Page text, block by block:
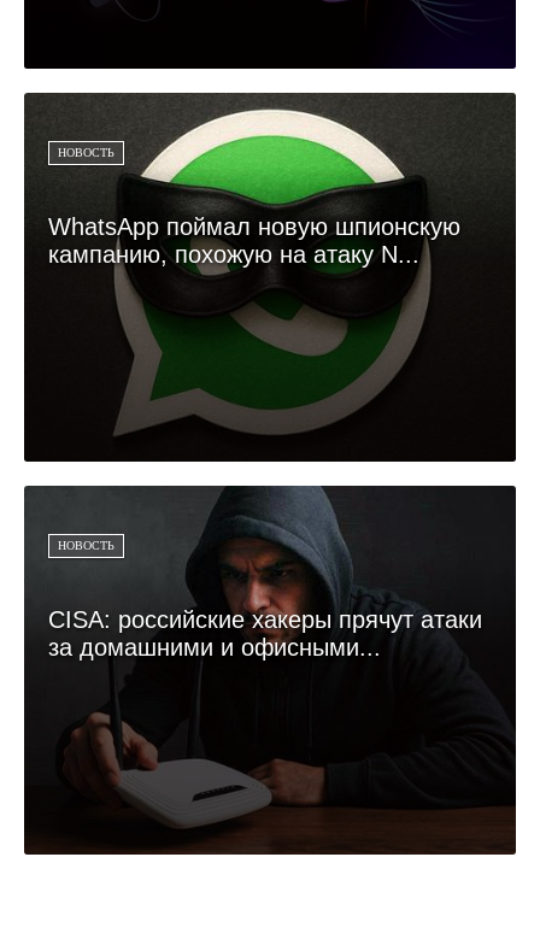
НОВОСТЬ
WhatsApp поймал новую шпионскую
кампанию, похожую на атаку N...
НОВОСТЬ
CISA: российские хакеры прячут атаки
за домашними и офисными...